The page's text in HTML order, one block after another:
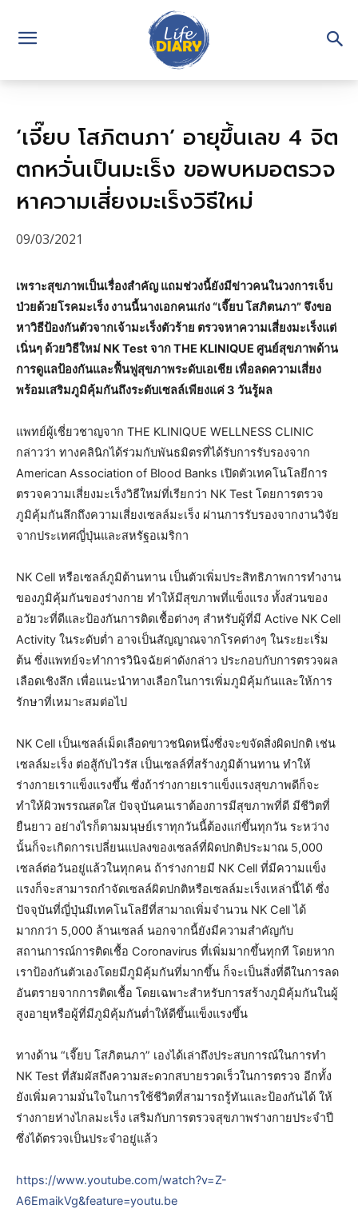
‘เจี๊ยบ โสภิตนภา’ อายุขึ้นเลข 4 จิต
ตกหวั่นเป็นมะเร็ง ขอพบหมอตรวจ
หาความเสี่ยงมะเร็งวิธีใหม่
09/03/2021
เพราะสุขภาพเป็นเรื่องสำคัญ แถมช่วงนี้ยังมีข่าวคนในวงการเจ็บ
ป่วยด้วยโรคมะเร็ง งานนี้นางเอกคนเก่ง “เจี๊ยบ โสภิตนภา” จึงขอ
หาวิธีป้องกันตัวจากเจ้ามะเร็งตัวร้าย ตรวจหาความเสี่ยงมะเร็งแต่
เนิ่นๆ ด้วยวิธีใหม่ NK Test จาก THE KLINIQUE ศูนย์สุขภาพด้าน
การดูแลป้องกันและฟื้นฟูสุขภาพระดับเอเชีย เพื่อลดความเสี่ยง
พร้อมเสริมภูมิคุ้มกันถึงระดับเซลล์เพียงแค่ 3 วันรู้ผล
แพทย์ผู้เชี่ยวชาญจาก THE KLINIQUE WELLNESS CLINIC
กล่าวว่า ทางคลินิกได้ร่วมกับพันธมิตรที่ได้รับการรับรองจาก
American Association of Blood Banks เปิดตัวเทคโนโลยีการ
ตรวจความเสี่ยงมะเร็งวิธีใหม่ที่เรียกว่า NK Test โดยการตรวจ
ภูมิคุ้มกันลึกถึงความเสี่ยงเซลล์มะเร็ง ผ่านการรับรองจากงานวิจัย
จากประเทศญี่ปุ่นและสหรัฐอเมริกา
NK Cell หรือเซลล์ภูมิต้านทาน เป็นตัวเพิ่มประสิทธิภาพการทำงาน
ของภูมิคุ้มกันของร่างกาย ทำให้มีสุขภาพที่แข็งแรง ทั้งส่วนของ
อวัยวะที่ดีและป้องกันการติดเชื้อต่างๆ สำหรับผู้ที่มี Active NK Cell
Activity ในระดับต่ำ อาจเป็นสัญญาณจากโรคต่างๆ ในระยะเริ่ม
ต้น ซึ่งแพทย์จะทำการวินิจฉัยค่าดังกล่าว ประกอบกับการตรวจผล
เลือดเชิงลึก เพื่อแนะนำทางเลือกในการเพิ่มภูมิคุ้มกันและให้การ
รักษาที่เหมาะสมต่อไป
NK Cell เป็นเซลล์เม็ดเลือดขาวชนิดหนึ่งซึ่งจะขจัดสิ่งผิดปกติ เช่น
เซลล์มะเร็ง ต่อสู้กับไวรัส เป็นเซลล์ที่สร้างภูมิต้านทาน ทำให้
ร่างกายเราแข็งแรงขึ้น ซึ่งถ้าร่างกายเราแข็งแรงสุขภาพดีก็จะ
ทำให้ผิวพรรณสดใส ปัจจุบันคนเราต้องการมีสุขภาพที่ดี มีชีวิตที่
ยืนยาว อย่างไรก็ตามมนุษย์เราทุกวันนี้ต้องแก่ขึ้นทุกวัน ระหว่าง
นั้นก็จะเกิดการเปลี่ยนแปลงของเซลล์ที่ผิดปกติประมาณ 5,000
เซลล์ต่อวันอยู่แล้วในทุกคน ถ้าร่างกายมี NK Cell ที่มีความแข็ง
แรงก็จะสามารถกำจัดเซลล์ผิดปกติหรือเซลล์มะเร็งเหล่านี้ได้ ซึ่ง
ปัจจุบันที่ญี่ปุ่นมีเทคโนโลยีที่สามาถเพิ่มจำนวน NK Cell ได้
มากกว่า 5,000 ล้านเซลล์ นอกจากนี้ยังมีความสำคัญกับ
สถานการณ์การติดเชื้อ Coronavirus ที่เพิ่มมากขึ้นทุกที โดยหาก
เราป้องกันตัวเองโดยมีภูมิคุ้มกันที่มากขึ้น ก็จะเป็นสิ่งที่ดีในการลด
อันตรายจากการติดเชื้อ โดยเฉพาะสำหรับการสร้างภูมิคุ้มกันในผู้
สูงอายุหรือผู้ที่มีภูมิคุ้มกันต่ำให้ดีขึ้นแข็งแรงขึ้น
ทางด้าน “เจี๊ยบ โสภิตนภา” เองได้เล่าถึงประสบการณ์ในการทำ
NK Test ที่สัมผัสถึงความสะดวกสบายรวดเร็วในการตรวจ อีกทั้ง
ยังเพิ่มความมั่นใจในการใช้ชีวิตที่สามารถรู้ทันและป้องกันได้ ให้
ร่างกายห่างไกลมะเร็ง เสริมกับการตรวจสุขภาพร่างกายประจำปี
ซึ่งได้ตรวจเป็นประจำอยู่แล้ว
https://www.youtube.com/watch?v=Z-
A6EmaikVg&feature=youtu.be